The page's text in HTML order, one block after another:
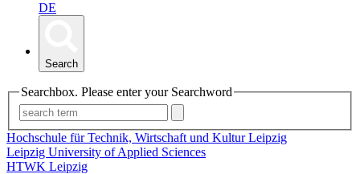
DE
Search
Searchbox. Please enter your Searchword
Hochschule für Technik, Wirtschaft und Kultur Leipzig
Leipzig University of Applied Sciences
HTWK Leipzig